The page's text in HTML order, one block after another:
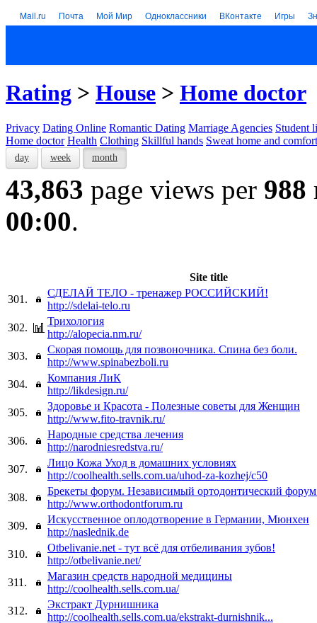
Mail.ru Почта Мой Мир Одноклассники ВКонтакте Игры
Rating > House > Home doctor
Privacy Dating Online Romantic Dating Marriage Agencies Student
Home doctor Health Clothing Skillful hands Sweat home and comfort
day week month
43,863 page views per 988
00:00.
Site title
301.
СДЕЛАЙ ТЕЛО - тренажер РОССИЙСКИЙ!
http://sdelai-telo.ru
302.
Трихология
http://alopecia.nm.ru/
303.
Скорая помощь для позвоночника. Спина без боли.
http://www.spinabezboli.ru
304.
Компания ЛиК
http://likdesign.ru/
305.
Здоровье и Красота - Полезные советы для Женщин
http://www.fito-travnik.ru/
306.
Народные средства лечения
http://narodniesredstva.ru/
307.
Лицо Кожа Уход в домашних условиях
http://coolhealth.sells.com.ua/uhod-za-kozhej/c50
308.
Брекеты форум. Независимый ортодонтический
http://www.orthodontforum.ru
309.
Искусственное оплодотворение в Германии, Мюнхен
http://naslednik.de
310.
Otbelivanie.net - тут всё для отбеливания зубов!
http://otbelivanie.net/
311.
Магазин средств народной медицины
http://coolhealth.sells.com.ua/
312.
Экстракт Дурнишника
http://coolhealth.sells.com.ua/ekstrakt-durnishnik...